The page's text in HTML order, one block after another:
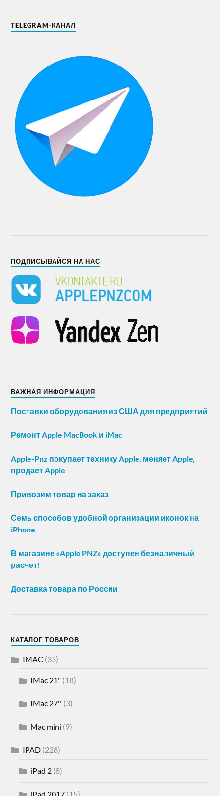
TELEGRAM-КАНАЛ
ПОДПИСЫВАЙСЯ НА НАС
ВАЖНАЯ ИНФОРМАЦИЯ
Поставки оборудования из США для предприятий
Ремонт Apple MacBook и iMac
Apple-Pnz покупает технику Apple, меняет Apple,
продает Apple
Привозим товар на заказ
Семь способов удобной организации иконок на
iPhone
В магазине «Apple PNZ» доступен безналичный
расчет!
Доставка товара по России
КАТАЛОГ ТОВАРОВ
IMAC (33)
IMac 21" (18)
IMac 27'' (3)
Mac mini (9)
IPAD (228)
iPad 2 (8)
iPad 2017 (15)